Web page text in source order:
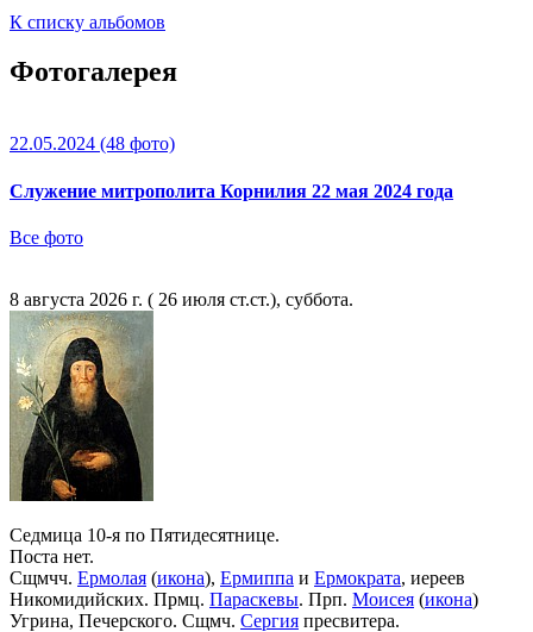
К списку альбомов
Фотогалерея
22.05.2024 (48 фото)
Служение митрополита Корнилия 22 мая 2024 года
Все фото
8 августа 2026 г. ( 26 июля ст.ст.), суббота.
Седмица 10-я по Пятидесятнице.
Поста нет.
Сщмчч. Ермолая (икона), Ермиппа и Ермократа, иереев
Никомидийских. Прмц. Параскевы. Прп. Моисея (икона)
Угрина, Печерского. Сщмч. Сергия пресвитера.